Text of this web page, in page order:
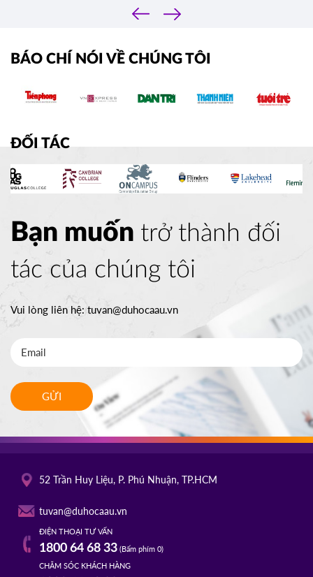
‹
›
BÁO CHÍ NÓI VỀ CHÚNG TÔI
ĐỐI TÁC
Bạn muốn trở thành đối
tác của chúng tôi
Vui lòng liên hệ:tuvan@duhocaau.vn
GỬI
52 Trần Huy Liệu, P. Phú Nhuận, TP.HCM
tuvan@duhocaau.vn
ĐIỆN THOẠI TƯ VẤN
1800 64 68 33(Bấm phím 0)
CHĂM SÓC KHÁCH HÀNG